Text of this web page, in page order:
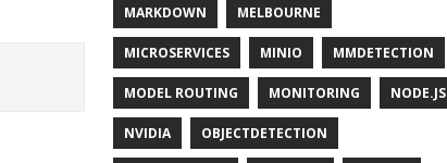
MARKDOWN MELBOURNE
MICROSERVICES MINIO MMDETECTION
MODEL ROUTING MONITORING NODE.JS
NVIDIA OBJECTDETECTION